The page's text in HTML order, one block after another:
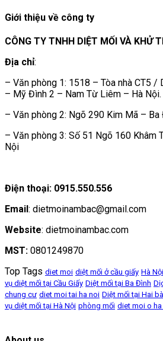
Giới thiệu về công ty
CÔNG TY TNHH DIỆT MỐI VÀ KHỬ
Địa chỉ:
– Văn phòng 1: 1518 – Tòa nhà CT5 /
– Mỹ Đình 2 – Nam Từ Liêm – Hà Nội.
– Văn phòng 2: Ngõ 290 Kim Mã – Ba
– Văn phòng 3: Số 51 Ngõ 160 Khâm
Nội
Điện thoại: 0915.550.556
Email : dietmoinambac@gmail.com
Website: dietmoinambac.com
MST: 0801249870
Top Tags diet moi diệt mối ở cầu giấy Hà Nội
vụ diệt mối tại Cầu Giấy Diệt mối tại Ba Đình
chung cư diet moi tai ha noi Diệt mối tại Hai
vụ diệt mối tại Hà Nội phòng mối diet moi o